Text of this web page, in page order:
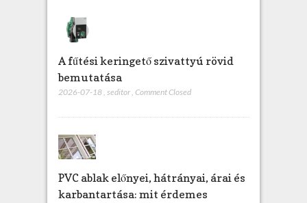
A fűtési keringető szivattyú rövid
bemutatása
2026-07-18 seditor Comment Closed
PVC ablak előnyei, hátrányai, árai és
karbantartása: mit érdemes